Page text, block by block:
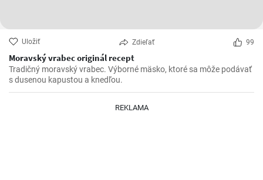
Uložiť Zdieľať 99
Moravský vrabec originál recept
Tradičný moravský vrabec. Výborné mäsko, ktoré sa môže podávať
s dusenou kapustou a knedľou.
REKLAMA